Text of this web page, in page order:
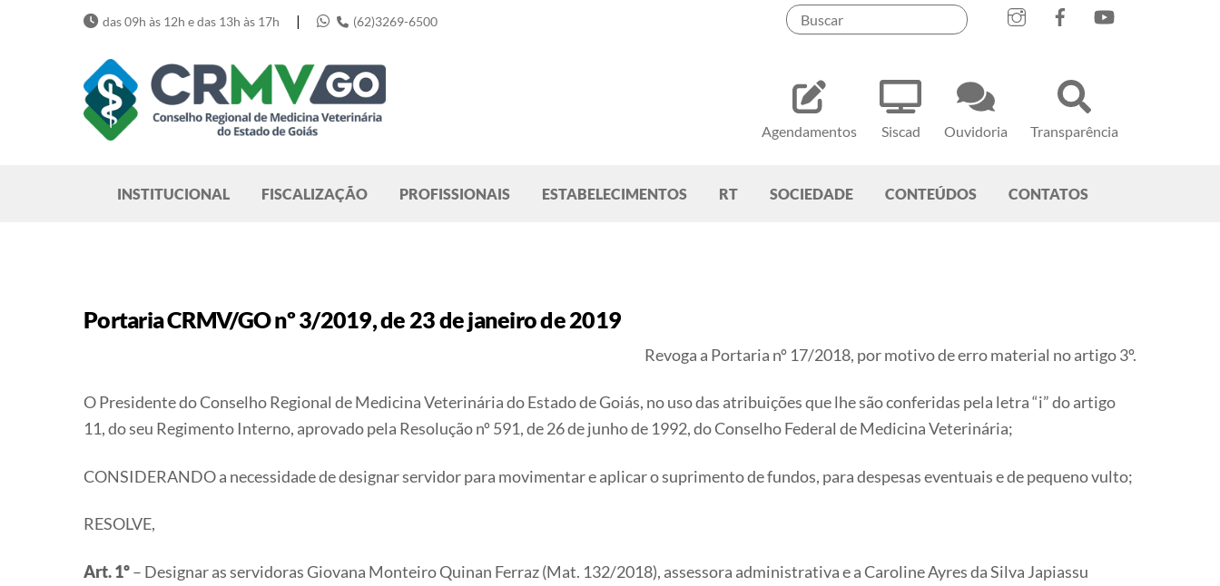
Agendamentos Siscad Ouvidoria Transparência
das 09h às 12h e das 13h às 17h | (62)3269-6500
INSTITUCIONAL FISCALIZAÇÃO PROFISSIONAIS ESTABELECIMENTOS RT SOCIEDADE CONTEÚDOS CONTATOS
Portaria CRMV/GO nº 3/2019, de 23 de janeiro de 2019
Revoga a Portaria nº 17/2018, por motivo de erro material no artigo 3º.
O Presidente do Conselho Regional de Medicina Veterinária do Estado de Goiás, no uso das atribuições que lhe são conferidas pela letra “i” do artigo
11, do seu Regimento Interno, aprovado pela Resolução nº 591, de 26 de junho de 1992, do Conselho Federal de Medicina Veterinária;
CONSIDERANDO a necessidade de designar servidor para movimentar e aplicar o suprimento de fundos, para despesas eventuais e de pequeno vulto;
RESOLVE,
Art. 1º– Designar as servidoras Giovana Monteiro Quinan Ferraz (Mat. 132/2018), assessora administrativa e a Caroline Ayres da Silva Japiassu